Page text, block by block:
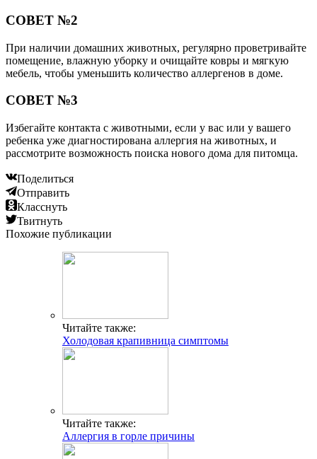
СОВЕТ №2
При наличии домашних животных, регулярно проветривайте
помещение, влажную уборку и очищайте ковры и мягкую
мебель, чтобы уменьшить количество аллергенов в доме.
СОВЕТ №3
Избегайте контакта с животными, если у вас или у вашего
ребенка уже диагностирована аллергия на животных, и
рассмотрите возможность поиска нового дома для питомца.
Поделиться
Отправить
Класснуть
Твитнуть
Похожие публикации
Читайте также:
Холодовая крапивница симптомы
Читайте также:
Аллергия в горле причины